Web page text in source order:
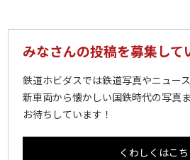
みなさんの投稿を募集して
鉄道ホビダスでは鉄道写真やニュー
新車両から懐かしい国鉄時代の写真
お待ちしています！
くわしくはこち